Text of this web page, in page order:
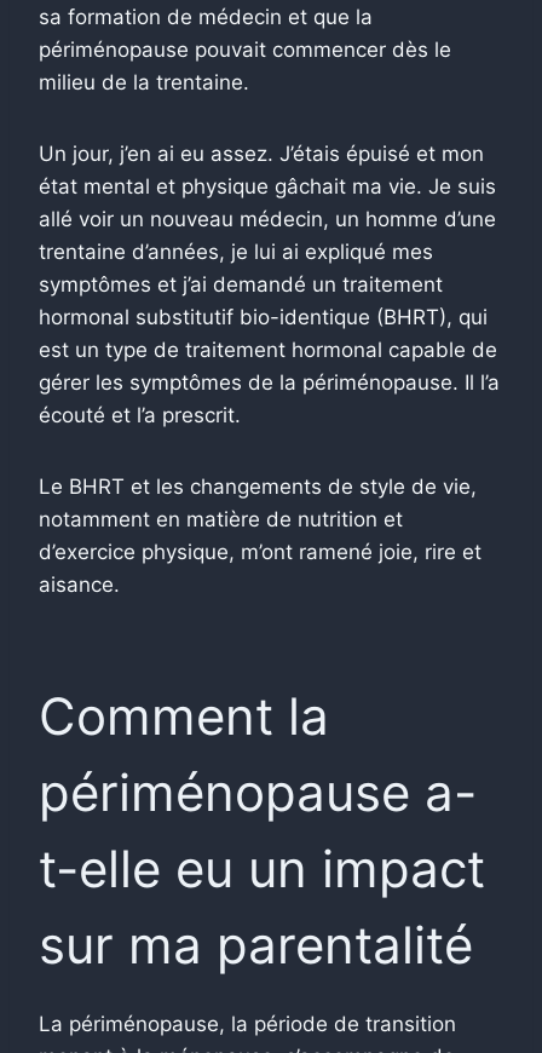
sa formation de médecin et que la
périménopause pouvait commencer dès le
milieu de la trentaine.
Un jour, j’en ai eu assez. J’étais épuisé et mon
état mental et physique gâchait ma vie. Je suis
allé voir un nouveau médecin, un homme d’une
trentaine d’années, je lui ai expliqué mes
symptômes et j’ai demandé un traitement
hormonal substitutif bio-identique (BHRT), qui
est un type de traitement hormonal capable de
gérer les symptômes de la périménopause. Il l’a
écouté et l’a prescrit.
Le BHRT et les changements de style de vie,
notamment en matière de nutrition et
d’exercice physique, m’ont ramené joie, rire et
aisance.
Comment la
périménopause a-
t-elle eu un impact
sur ma parentalité
La périménopause, la période de transition